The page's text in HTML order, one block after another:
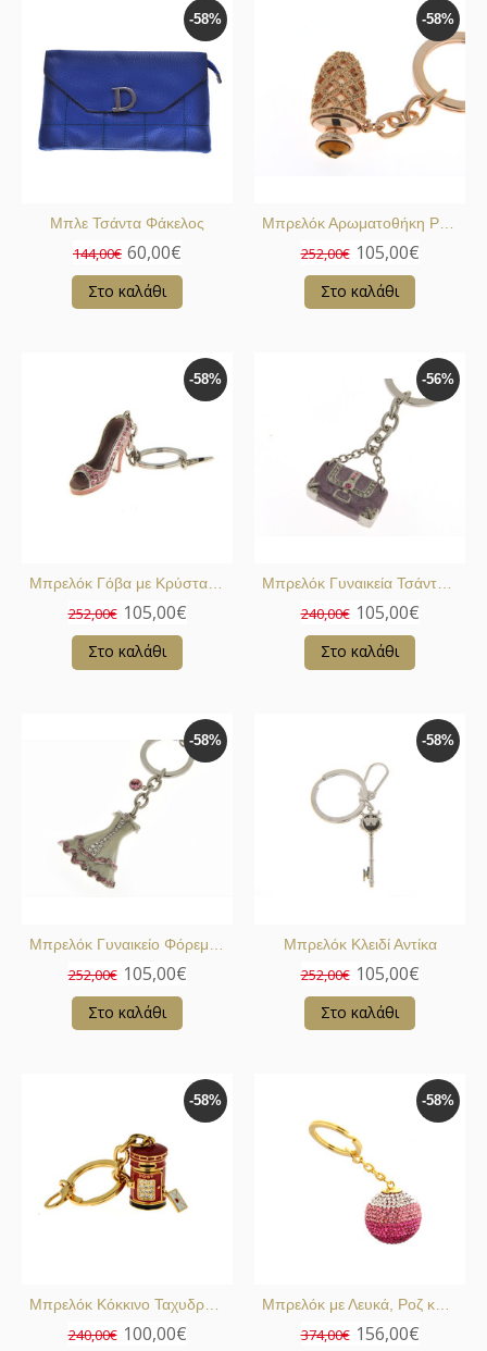
-58%
Μπλε Τσάντα Φάκελος
144,00€ 60,00€
Στο καλάθι
-58%
252,00€ 105,00€
Στο καλάθι
-58%
Μπρελόκ Γόβα με Κρύσταλλα Swarovski
252,00€ 105,00€
Στο καλάθι
-56%
Μπρελόκ Γυναικεία Τσάντα Μωβ
240,00€ 105,00€
Στο καλάθι
-58%
252,00€ 105,00€
Στο καλάθι
-58%
Μπρελόκ Κλειδί Αντίκα
252,00€ 105,00€
Στο καλάθι
-58%
240,00€ 100,00€
-58%
374,00€ 156,00€